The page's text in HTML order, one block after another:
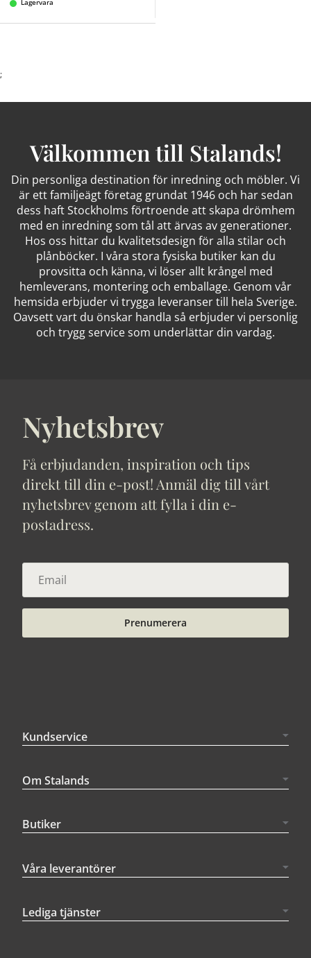
Lagervara
;
Välkommen till Stalands!
Din personliga destination för inredning och möbler. Vi
är ett familjeägt företag grundat 1946 och har sedan
dess haft Stockholms förtroende att skapa drömhem
med en inredning som tål att ärvas av generationer.
Hos oss hittar du kvalitetsdesign för alla stilar och
plånböcker. I våra stora fysiska butiker kan du
provsitta och känna, vi löser allt krångel med
hemleverans, montering och emballage. Genom vår
hemsida erbjuder vi trygga leveranser till hela Sverige.
Oavsett vart du önskar handla så erbjuder vi personlig
och trygg service som underlättar din vardag.
Nyhetsbrev
Få erbjudanden, inspiration och tips
direkt till din e-post! Anmäl dig till vårt
nyhetsbrev genom att fylla i din e-
postadress.
Prenumerera
Kundservice
Om Stalands
Butiker
Våra leverantörer
Lediga tjänster